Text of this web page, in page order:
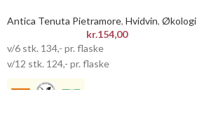
Antica Tenuta Pietramore, Hvidvin, Økologi
kr.154,00
v/6 stk. 134,- pr. flaske
v/12 stk. 124,- pr. flaske